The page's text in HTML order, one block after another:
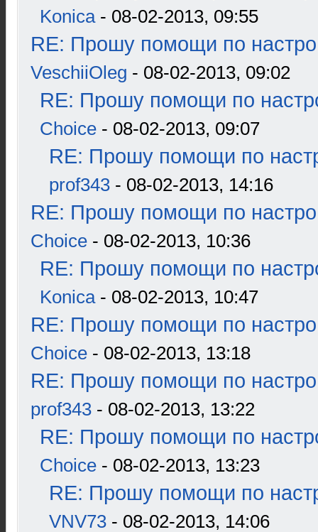
Konica- 08-02-2013, 09:55
RE: Прошу помощи по
VeschiiOleg - 08-02-2013, 09:02
RE: Прошу помощи по
Choice - 08-02-2013, 09:07
RE: Прошу помощи по
prof343 - 08-02-2013, 14:16
RE: Прошу помощи по
Choice - 08-02-2013, 10:36
RE: Прошу помощи по
Konica- 08-02-2013, 10:47
RE: Прошу помощи по
Choice - 08-02-2013, 13:18
RE: Прошу помощи по
prof343 - 08-02-2013, 13:22
RE: Прошу помощи по
Choice - 08-02-2013, 13:23
RE: Прошу помощи по
VNV73 - 08-02-2013, 14:06